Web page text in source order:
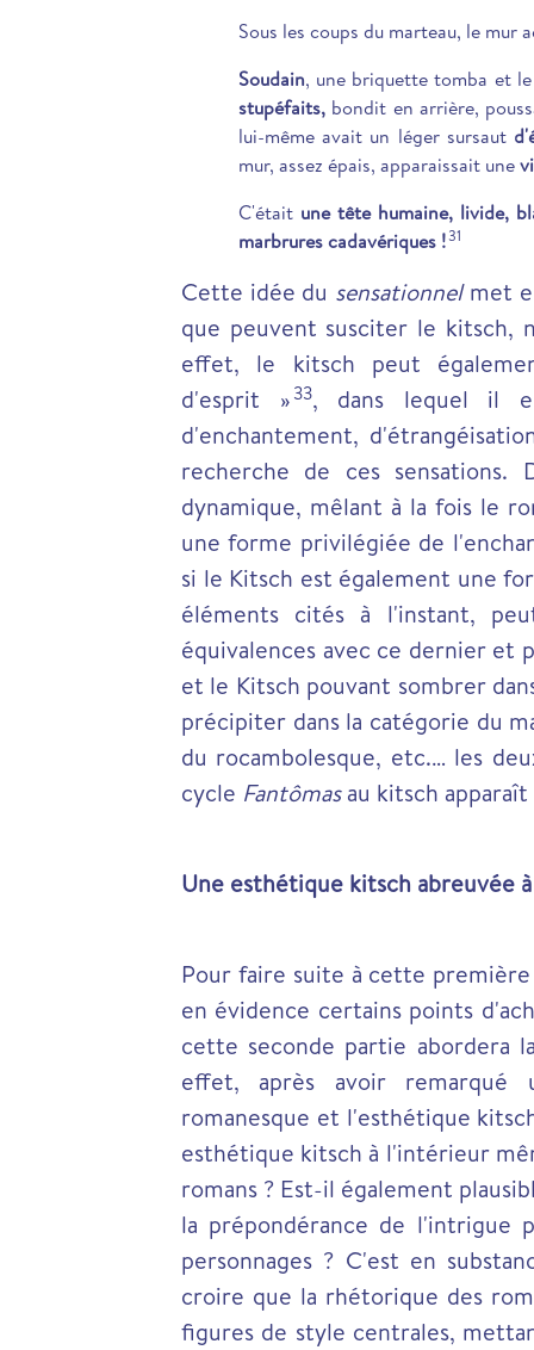
Sous les coups du marteau, le mur
Soudain, une briquette tomba et
stupéfaits, bondit en arrière,
lui-même avait un léger sursaut
mur, assez épais, apparaissait une
C'était une tête humaine, livide,
marbrures cadavériques !31
Cette idée du sensationnelmet
que peuvent susciter le kitsch,
effet, le kitsch peut
d'esprit »33, dans lequel il
d'enchantement,
recherche de ces
dynamique, mêlant à la fois le
une forme privilégiée de
si le Kitsch est également une
éléments cités à l'instant,
équivalences avec ce dernier et
et le Kitsch pouvant sombrer
précipiter dans la catégorie du
du rocambolesque, etc.… les
cycle Fantômasau kitsch
Une esthétique kitsch abreuvée
Pour faire suite à cette
en évidence certains points
cette seconde partie abordera
effet, après avoir
romanesque et l'esthétique
esthétique kitsch à l'intérieur
romans ? Est-il également
la prépondérance de l'intrigue
personnages ? C'est en
croire que la rhétorique des
figures de style centrales,